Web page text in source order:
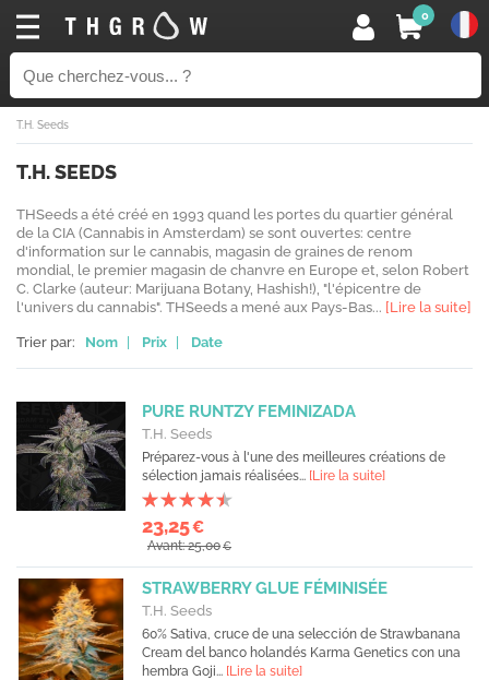
0
T.H. Seeds
T.H. SEEDS
THSeeds a été créé en 1993 quand les portes du quartier général
de la CIA (Cannabis in Amsterdam) se sont ouvertes: centre
d'information sur le cannabis, magasin de graines de renom
mondial, le premier magasin de chanvre en Europe et, selon Robert
C. Clarke (auteur: Marijuana Botany, Hashish!), "l'épicentre de
l'univers du cannabis". THSeeds a mené aux Pays-Bas... [Lire la suite]
Trier par: Nom Prix Date
PURE RUNTZY FEMINIZADA
T.H. Seeds
Préparez-vous à l'une des meilleures créations de
sélection jamais réalisées... [Lire la suite]
23,25€
Avant: 25,00€
STRAWBERRY GLUE FÉMINISÉE
T.H. Seeds
60% Sativa, cruce de una selección de Strawbanana
Cream del banco holandés Karma Genetics con una
hembra Goji... [Lire la suite]